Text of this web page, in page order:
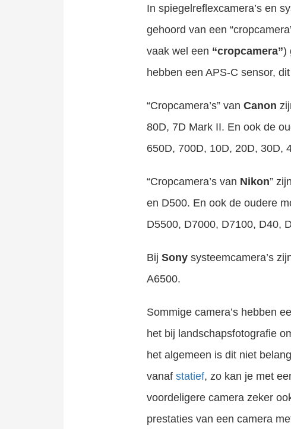
In spiegelreflexcamera’s en
gehoord van een
vaak wel een “cropcamera”)
hebben een APS-C sensor,
“Cropcamera’s” van Canon
80D, 7D Mark II. En ook de
650D, 700D, 10D, 20D, 30D,
“Cropcamera’s van Nikon”
en D500. En ook de oudere
D5500, D7000, D7100, D40,
Bij Sony systeemcamera’s
A6500.
Sommige camera’s hebben
het bij landschapsfotografie
het algemeen is dit niet
vanaf statief, zo kan je met
voordeligere camera zeker
prestaties van een camera